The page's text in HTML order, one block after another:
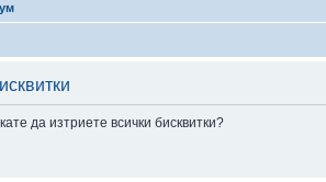
да изтриете всички бисквитки?